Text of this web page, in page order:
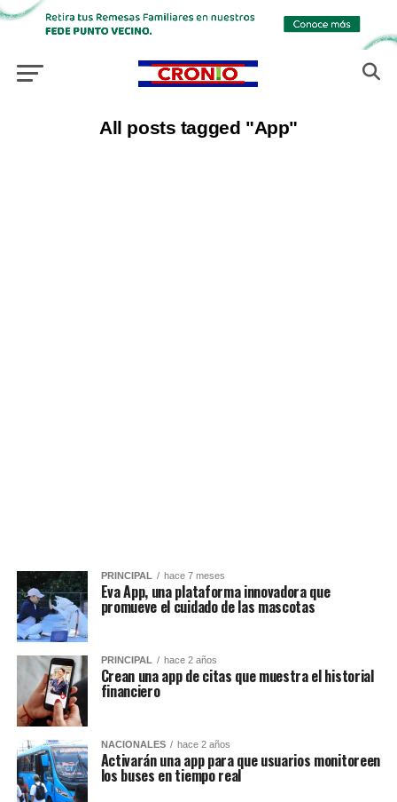
All posts tagged "App"
PRINCIPAL hace 7 meses
Eva App, una plataforma innovadora que
promueve el cuidado de las mascotas
PRINCIPAL hace 2 años
Crean una app de citas que muestra el historial
financiero
NACIONALES hace 2 años
Activarán una app para que usuarios monitoreen
los buses en tiempo real